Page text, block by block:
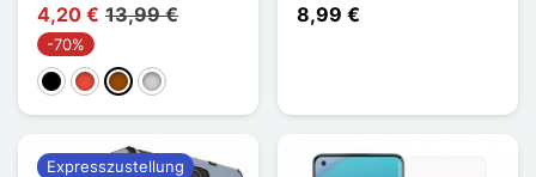
4,20 € 13,99 €
-70%
Schwarz
Rot BraunSilber
8,99 €
Expresszustellung